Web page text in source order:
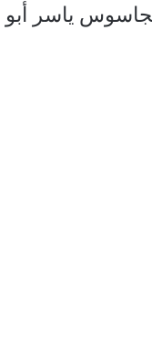
ياسر أبو